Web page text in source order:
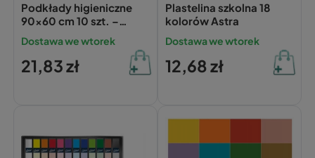
Podkłady higieniczne
90x60 cm 10 szt. –
Canpol Babies
Dostawa we wtorek
21,83 zł
Plastelina szkolna 18
kolorów Astra
Dostawa we wtorek
12,68 zł